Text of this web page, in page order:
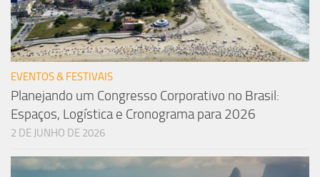
EVENTOS & FESTIVAIS
Planejando um Congresso Corporativo no Brasil:
Espaços, Logística e Cronograma para 2026
2 DE JUNHO DE 2026